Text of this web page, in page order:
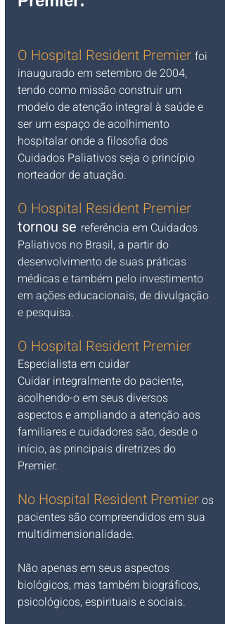
O Hospital Resident Premier foi
inaugurado em setembro de 2004,
tendo como missão construir um
modelo de atenção integral à saúde e
ser um espaço de acolhimento
hospitalar onde a filosofia dos
Cuidados Paliativos seja o princípio
norteador de atuação.
O Hospital Resident Premier
tornou se referência em Cuidados
Paliativos no Brasil, a partir do
desenvolvimento de suas práticas
médicas e também pelo investimento
em ações educacionais, de divulgação
e pesquisa.
O Hospital Resident Premier
Especialista em cuidar
Cuidar integralmente do paciente,
acolhendo-o em seus diversos
aspectos e ampliando a atenção aos
familiares e cuidadores são, desde o
início, as principais diretrizes do
Premier.
No Hospital Resident Premier os
pacientes são compreendidos em sua
multidimensionalidade.
Não apenas em seus aspectos
biológicos, mas também biográficos,
psicológicos, espirituais e sociais.